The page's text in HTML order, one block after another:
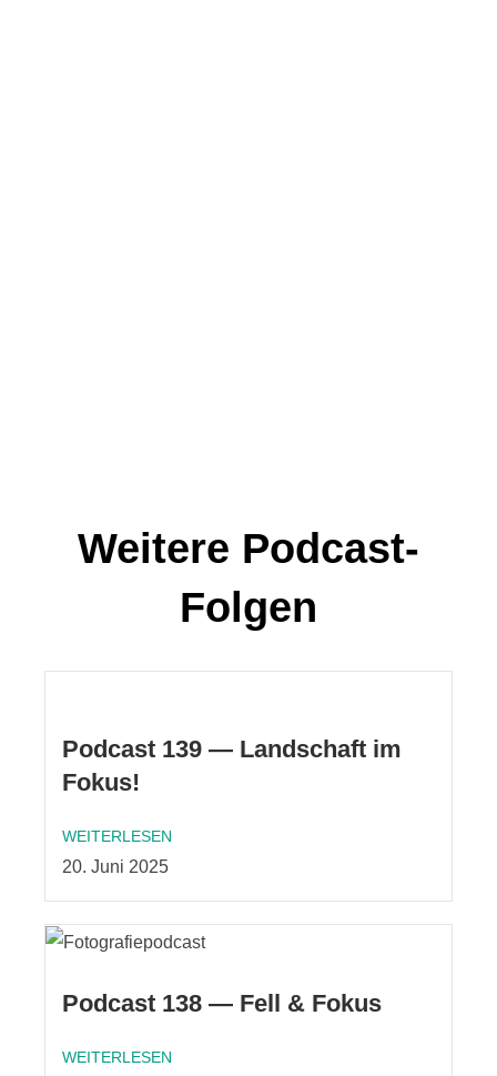
Weitere Podcast-
Folgen
Podcast 139 — Landschaft im
Fokus!
WEITERLESEN
20. Juni 2025
Podcast 138 — Fell & Fokus
WEITERLESEN